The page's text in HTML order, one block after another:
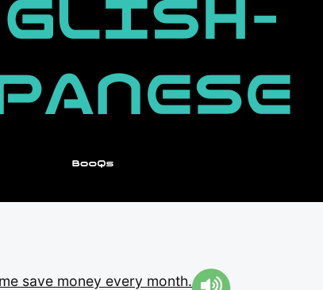
me save money every month.